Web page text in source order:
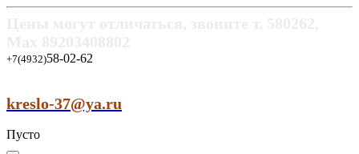
+7(4932)58-02-62
kreslo-37@ya.ru
Пусто